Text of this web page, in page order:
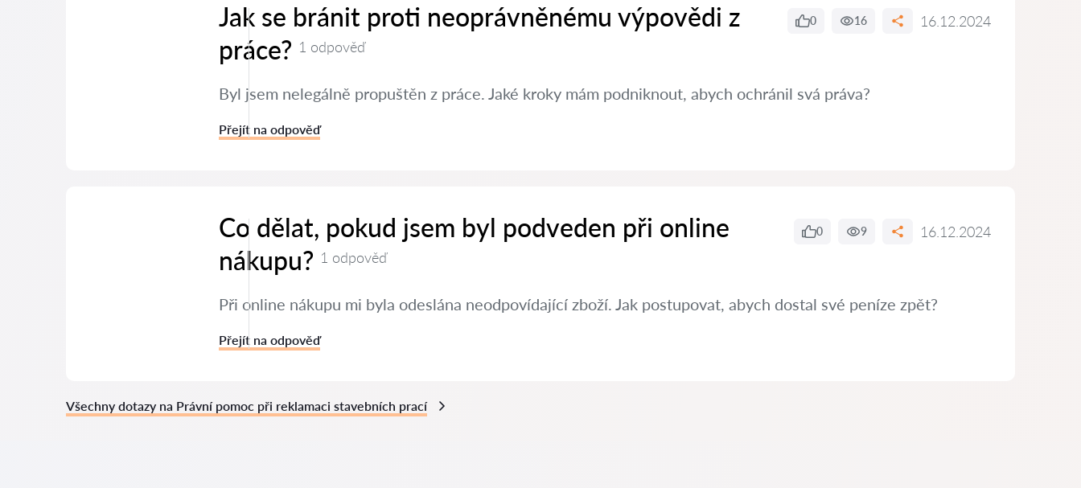
Jak se bránit proti neoprávněnému výpovědi z
práce? 1 odpověď
0 16 16.12.2024
Byl jsem nelegálně propuštěn z práce. Jaké kroky mám podniknout, abych ochránil svá práva?
Přejít na odpověď
Co dělat, pokud jsem byl podveden při online
nákupu? 1 odpověď
0 9 16.12.2024
Při online nákupu mi byla odeslána neodpovídající zboží. Jak postupovat, abych dostal své peníze zpět?
Přejít na odpověď
Všechny dotazy na Právní pomoc při reklamaci stavebních prací